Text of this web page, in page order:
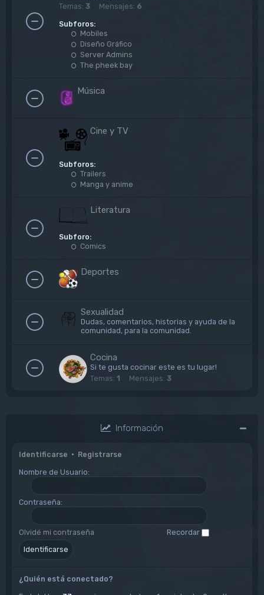
Temas: 3 Mensajes: 6
Subforos:
Mobiles
Diseño Gráfico
Server Admins
The pheek bay
Música
Cine y TV
Subforos:
Trailers
Manga y anime
Literatura
Subforo:
Comics
Deportes
Sexualidad
Dudas, comentarios, historias y ayuda de la
comunidad, para la comunidad.
Cocina
Si te gusta cocinar este es tu lugar!
Temas: 1 Mensajes: 3
Información
Identificarse • Registrarse
Nombre de Usuario:
Contraseña:
Olvidé mi contraseña Recordar
¿Quién está conectado?